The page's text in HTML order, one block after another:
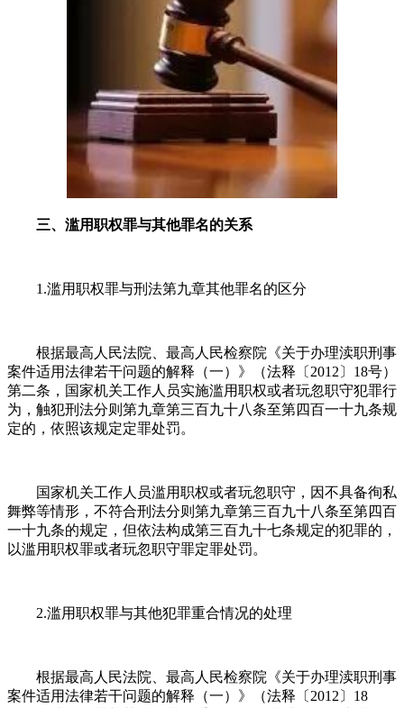
三、滥用职权罪与其他罪名的关系
1.滥用职权罪与刑法第九章其他罪名的区分
根据最高人民法院、最高人民检察院《关于办理渎职刑事
案件适用法律若干问题的解释（一）》（法释〔2012〕18号）
第二条，国家机关工作人员实施滥用职权或者玩忽职守犯罪行
为，触犯刑法分则第九章第三百九十八条至第四百一十九条规
定的，依照该规定定罪处罚。
国家机关工作人员滥用职权或者玩忽职守，因不具备徇私
舞弊等情形，不符合刑法分则第九章第三百九十八条至第四百
一十九条的规定，但依法构成第三百九十七条规定的犯罪的，
以滥用职权罪或者玩忽职守罪定罪处罚。
2.滥用职权罪与其他犯罪重合情况的处理
根据最高人民法院、最高人民检察院《关于办理渎职刑事
案件适用法律若干问题的解释（一）》（法释〔2012〕18